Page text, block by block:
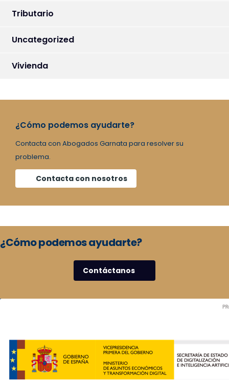
Tributario
Uncategorized
Vivienda
¿Cómo podemos ayudarte?
Contacta con Abogados Garnata para resolver su
problema.
Contacta con nosotros
¿Cómo podemos ayudarte?
Contáctanos